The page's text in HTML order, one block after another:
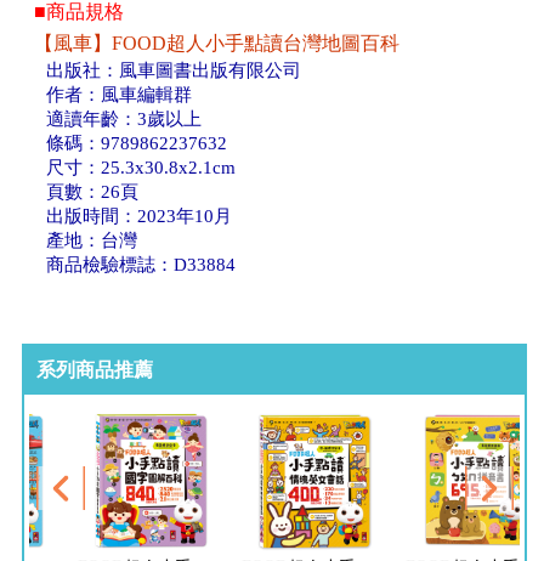
■商品規格
【風車】FOOD超人小手點讀台灣地圖百科
出版社：風車圖書出版有限公司
作者：風車編輯群
適讀年齡：3歲以上
條碼：9789862237632
尺寸：25.3x30.8x2.1cm
頁數：26頁
出版時間：2023年10月
產地：台灣
商品檢驗標誌：D33884
系列商品推薦